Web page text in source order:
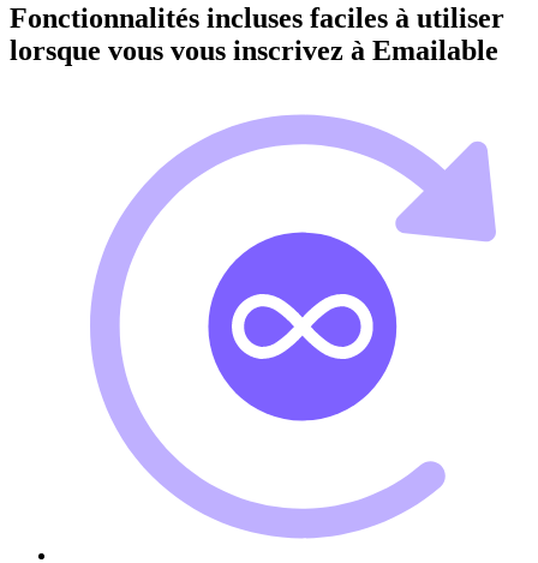
Fonctionnalités incluses faciles à utiliser
lorsque vous vous inscrivez à Emailable